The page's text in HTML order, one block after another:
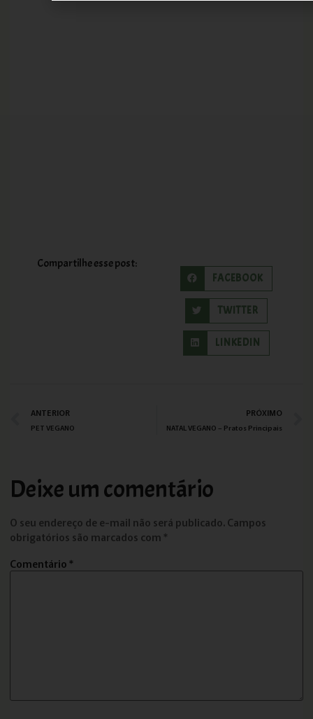
Compartilhe esse post:
FACEBOOK
TWITTER
LINKEDIN
ANTERIOR
PET VEGANO
PRÓXIMO
NATAL VEGANO – Pratos Principais
Deixe um comentário
O seu endereço de e-mail não será publicado.Campos
obrigatórios são marcados com *
Comentário*